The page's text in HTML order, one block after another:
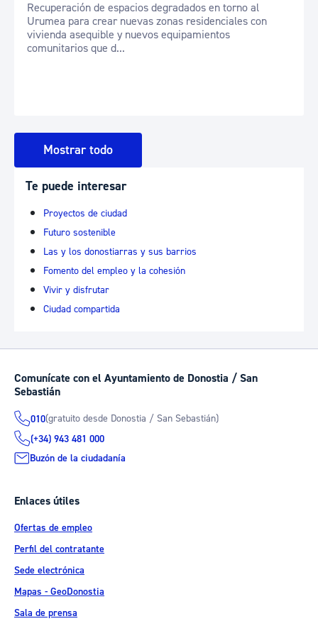
Recuperación de espacios degradados en torno al
Urumea para crear nuevas zonas residenciales con
vivienda asequible y nuevos equipamientos
comunitarios que d...
Mostrar todo
Te puede interesar
Proyectos de ciudad
Futuro sostenible
Las y los donostiarras y sus barrios
Fomento del empleo y la cohesión
Vivir y disfrutar
Ciudad compartida
Comunícate con el Ayuntamiento de Donostia / San
Sebastián
010(gratuito desde Donostia / San Sebastián)
(+34) 943 481 000
Buzón de la ciudadanía
Enlaces útiles
Ofertas de empleo
Perfil del contratante
Sede electrónica
Mapas - GeoDonostia
Sala de prensa